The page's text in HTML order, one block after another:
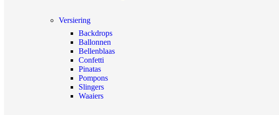
Versiering
Backdrops
Ballonnen
Bellenblaas
Confetti
Pinatas
Pompons
Slingers
Waaiers